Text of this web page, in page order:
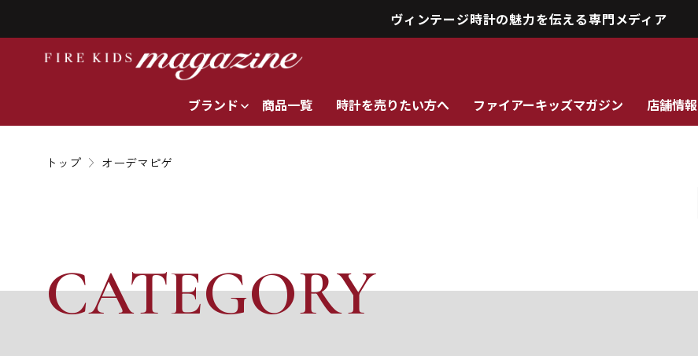
ヴィンテージ時計の魅力を伝える専門メディア
ブランド 商品一覧 時計を売りたい方へ ファイアーキッズマガジン 店舗情報
トップ オーデマピゲ
CATEGORY